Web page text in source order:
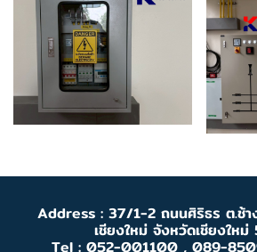
Address : 37/1-2 ถนนศิริธร ต.ช้าง
เชียงใหม่ จังหวัดเชียงให
Tel : 052-001100 , 089-